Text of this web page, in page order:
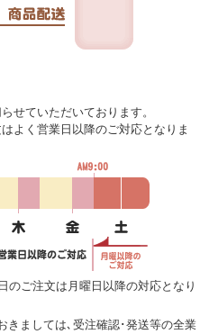
せていただいております。
よく営業日以降のご対応となりま
のご注文は月曜日以降の対応となり
ましては､受注確認･発送等の全業